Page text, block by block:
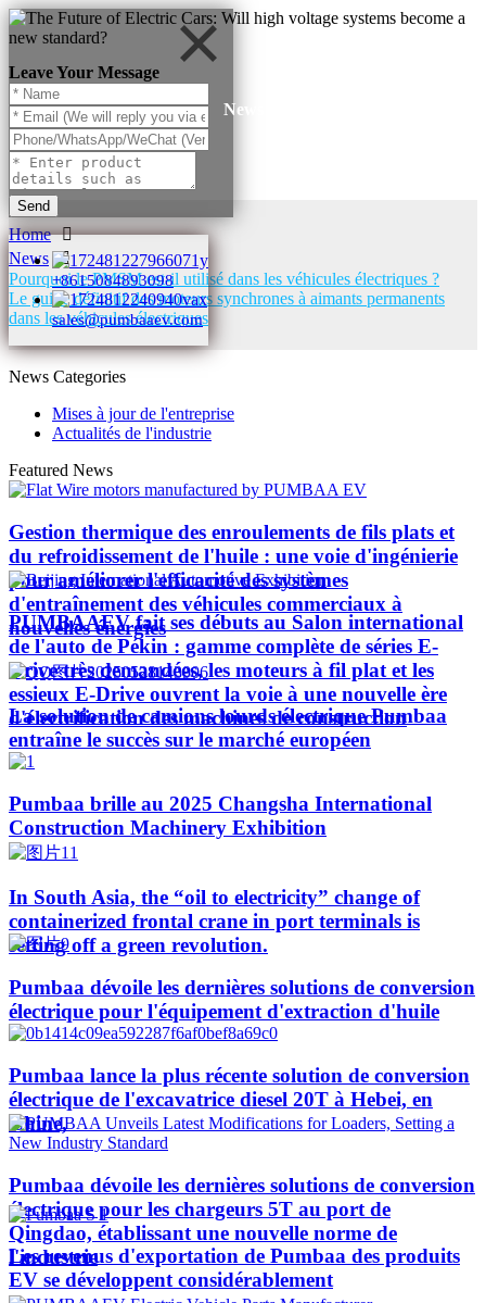
Leave Your Message
Send
+8615084893098
sales@pumbaaev.com
News
Home
News
Pourquoi le PMSM est-il utilisé dans les véhicules électriques ?
Le guide définitif des moteurs synchrones à aimants permanents
dans les véhicules électriques
News Categories
Mises à jour de l'entreprise
Actualités de l'industrie
Featured News
Gestion thermique des enroulements de fils plats et
du refroidissement de l'huile : une voie d'ingénierie
pour améliorer l'efficacité des systèmes
d'entraînement des véhicules commerciaux à
nouvelles énergies
PUMBAAEV fait ses débuts au Salon international
de l'auto de Pékin : gamme complète de séries E-
Drive très demandées, les moteurs à fil plat et les
essieux E-Drive ouvrent la voie à une nouvelle ère
d'électrification des machines de construction
La solution de camions lourds électrique Pumbaa
entraîne le succès sur le marché européen
Pumbaa brille au 2025 Changsha International
Construction Machinery Exhibition
In South Asia, the “oil to electricity” change of
containerized frontal crane in port terminals is
setting off a green revolution.
Pumbaa dévoile les dernières solutions de conversion
électrique pour l'équipement d'extraction d'huile
Pumbaa lance la plus récente solution de conversion
électrique de l'excavatrice diesel 20T à Hebei, en
Chine,
Pumbaa dévoile les dernières solutions de conversion
électrique pour les chargeurs 5T au port de
Qingdao, établissant une nouvelle norme de
l'industrie
Les revenus d'exportation de Pumbaa des produits
EV se développent considérablement